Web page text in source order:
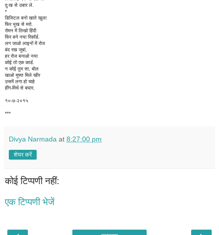
दुःख से उबार ले.
*
डिजिटल बनो खाते खुला
फिर भूख से मरो.
रोमन में लिखो हिंदी
फिर बने नया रिकॉर्ड.
लग जाओ लाइनों में रोज
बंद रख जुबां,
हर रोज बनाओ नया
कोई तो एक कार्ड.
न कोई तुम सा, बोल
खाओ मुफ्त मिले खीर
उसमें लगा हो चाहे
हींग-मिर्च से बघार.
१०-७-२०१५
***
Divya Narmada at 8:27:00 pm
शेयर करें
कोई टिप्पणी नहीं:
एक टिप्पणी भेजें